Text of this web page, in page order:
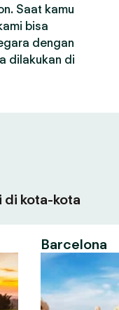
Saat kamu
bisa
dengan
dilakukan di
di kota-kota
Barcelona